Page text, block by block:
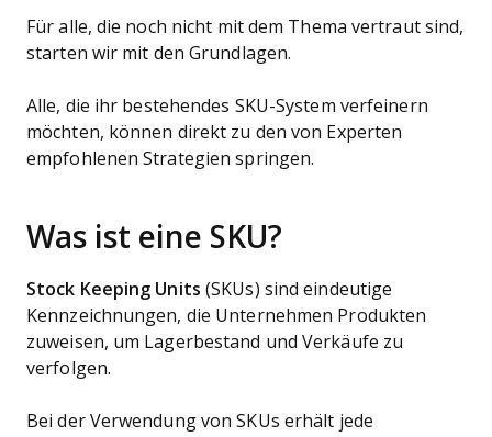
Für alle, die noch nicht mit dem Thema vertraut sind,
starten wir mit den Grundlagen.
Alle, die ihr bestehendes SKU-System verfeinern
möchten, können direkt zu den von Experten
empfohlenen Strategien springen.
Was ist eine SKU?
Stock Keeping Units (SKUs) sind eindeutige
Kennzeichnungen, die Unternehmen Produkten
zuweisen, um Lagerbestand und Verkäufe zu
verfolgen.
Bei der Verwendung von SKUs erhält jede